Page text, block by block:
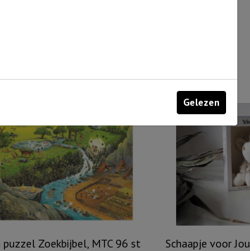
Zoekbijbel, MTC 96 st Schaapje voor Jou
Gelezen